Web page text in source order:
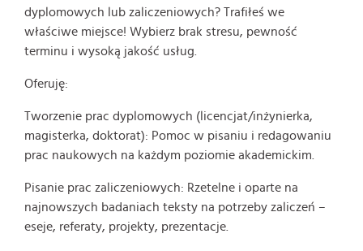
dyplomowych lub zaliczeniowych? Trafiłeś we
właściwe miejsce! Wybierz brak stresu, pewność
terminu i wysoką jakość usług.
Oferuję:
Tworzenie prac dyplomowych (licencjat/inżynierka,
magisterka, doktorat): Pomoc w pisaniu i redagowaniu
prac naukowych na każdym poziomie akademickim.
Pisanie prac zaliczeniowych: Rzetelne i oparte na
najnowszych badaniach teksty na potrzeby zaliczeń –
eseje, referaty, projekty, prezentacje.